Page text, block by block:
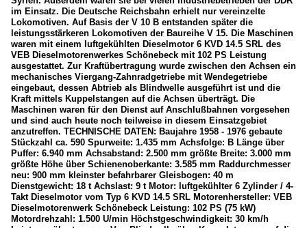
im Einsatz. Die Deutsche Reichsbahn erhielt nur vereinzelte
Lokomotiven. Auf Basis der V 10 B entstanden später die
leistungsstärkeren Lokomotiven der Baureihe V 15. Die Maschinen
waren mit einem luftgekühlten Dieselmotor 6 KVD 14.5 SRL des
VEB Dieselmotorenwerkes Schönebeck mit 102 PS Leistung
ausgestattet. Zur Kraftübertragung wurde zwischen den Achsen ein
mechanisches Viergang-Zahnradgetriebe mit Wendegetriebe
eingebaut, dessen Abtrieb als Blindwelle ausgeführt ist und die
Kraft mittels Kuppelstangen auf die Achsen überträgt. Die
Maschinen waren für den Dienst auf Anschlußbahnen vorgesehen
und sind auch heute noch teilweise in diesem Einsatzgebiet
anzutreffen. TECHNISCHE DATEN: Baujahre 1958 - 1976 gebaute
Stückzahl ca. 590 Spurweite: 1.435 mm Achsfolge: B Länge über
Puffer: 6.940 mm Achsabstand: 2.500 mm größte Breite: 3.000 mm
größte Höhe über Schienenoberkante: 3.585 mm Raddurchmesser
neu: 900 mm kleinster befahrbarer Gleisbogen: 40 m
Dienstgewicht: 18 t Achslast: 9 t Motor: luftgekühlter 6 Zylinder / 4-
Takt Dieselmotor vom Typ 6 KVD 14.5 SRL Motorenhersteller: VEB
Dieselmotorenwerk Schönebeck Leistung: 102 PS (75 kW)
Motordrehzahl: 1.500 U/min Höchstgeschwindigkeit: 30 km/h